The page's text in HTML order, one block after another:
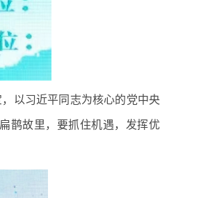
以习近平同志为核心的党中央
鹊故里，要抓住机遇，发挥优